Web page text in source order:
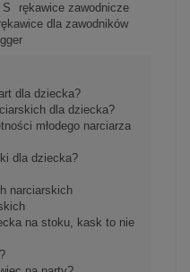
S
rękawice zawodnicze
dla zawodników
dla dziecka?
dla dziecka?
młodego narciarza
dla dziecka?
narciarskich
na stoku, kask to nie